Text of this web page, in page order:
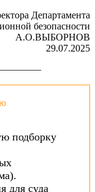
Департамента
безопасности
А.О.ВЫБОРНОВ
29.07.2025
подборку
для суда